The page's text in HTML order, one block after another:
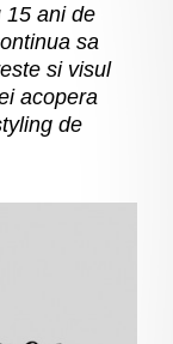
15 ani de
sa
si visul
acopera
de